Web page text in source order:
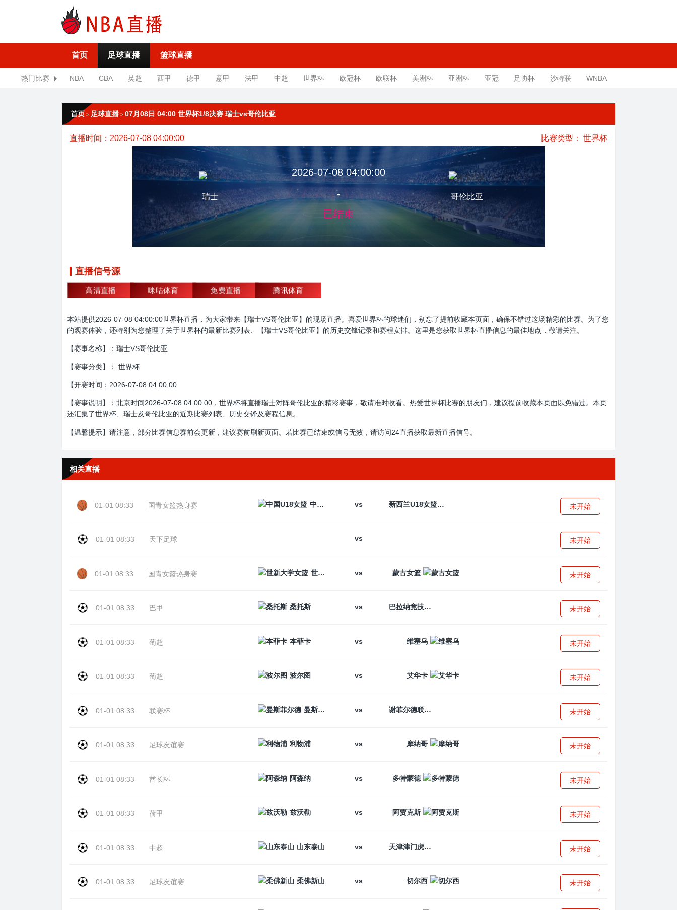
首页 足球直播 篮球直播
热门比赛 NBA CBA 英超 西甲 德甲 意甲 法甲 中超 世界杯 欧冠杯 欧联杯 美洲杯 亚洲杯 亚冠 足协杯 沙特联 WNBA
首页 > 足球直播 > 07月08日 04:00 世界杯1/8决赛 瑞士vs哥伦比亚
直播时间：2026-07-08 04:00:00 比赛类型： 世界杯
瑞士
2026-07-08 04:00:00
-
已结束
哥伦比亚
直播信号源
高清直播 咪咕体育 免费直播 腾讯体育
本站提供2026-07-08 04:00:00世界杯直播，为大家带来【瑞士VS哥伦比亚】的现场直播。喜爱世界杯的球迷们，别忘了提前收藏本页面，确保不错过这场精彩的比赛。为了您
的观赛体验，还特别为您整理了关于世界杯的最新比赛列表、【瑞士VS哥伦比亚】的历史交锋记录和赛程安排。这里是您获取世界杯直播信息的最佳地点，敬请关注。
【赛事名称】：瑞士VS哥伦比亚
【赛事分类】： 世界杯
【开赛时间：2026-07-08 04:00:00
【赛事说明】：北京时间2026-07-08 04:00:00，世界杯将直播瑞士对阵哥伦比亚的精彩赛事，敬请准时收看。热爱世界杯比赛的朋友们，建议提前收藏本页面以免错过。本页
还汇集了世界杯、瑞士及哥伦比亚的近期比赛列表、历史交锋及赛程信息。
【温馨提示】请注意，部分比赛信息赛前会更新，建议赛前刷新页面。若比赛已结束或信号无效，请访问24直播获取最新直播信号。
相关直播
01-01 08:33 国青女篮热身赛 中国U18女篮 vs 新西兰U18女篮 未开始
01-01 08:33 天下足球 vs 未开始
01-01 08:33 国青女篮热身赛 世新大学女篮 vs 蒙古女篮 未开始
01-01 08:33 巴甲 桑托斯 vs 巴拉纳竞技 未开始
01-01 08:33 葡超 本菲卡 vs 维塞乌 未开始
01-01 08:33 葡超 波尔图 vs 艾华卡 未开始
01-01 08:33 联赛杯 曼斯菲尔德 vs 谢菲尔德联 未开始
01-01 08:33 足球友谊赛 利物浦 vs 摩纳哥 未开始
01-01 08:33 酋长杯 阿森纳 vs 多特蒙德 未开始
01-01 08:33 荷甲 兹沃勒 vs 阿贾克斯 未开始
01-01 08:33 中超 山东泰山 vs 天津津门虎 未开始
01-01 08:33 足球友谊赛 柔佛新山 vs 切尔西 未开始